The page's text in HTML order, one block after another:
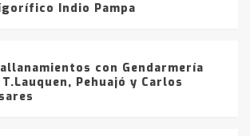
Indio Pampa
allanamientos con Gendarmería
T.Lauquen, Pehuajó y Carlos